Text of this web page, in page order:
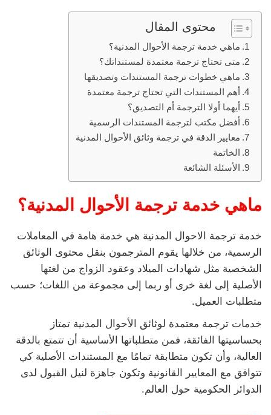
محتوى المقال
ماهي خدمة ترجمة الأحوال المدنية؟
متى تحتاج ترجمة معتمدة لمستنداتك؟
ماهي خطوات ترجمة المستندات وتصديقها
أهم المستندات التي تحتاج ترجمة معتمدة
أيهما أولا الترجمة أم التصديق؟
أفضل مكتب لترجمة المستندات الرسمية
معايير الدقة في ترجمة وثائق الأحوال المدنية
الخاتمة
الأسئلة الشائعة
ماهي خدمة ترجمة الأحوال المدنية؟
خدمة ترجمة الاحوال المدنية هي خدمة هامة في المعاملات
الرسمية، من خلالها يقوم المترجمون بنقل محتوى الوثائق
الشخصية مثل شهادات الميلاد وعقود الزواج من لغتها
الأصلية إلى لغة خرى أو ربما إلى مجموعة من اللغات؛ حسب
متطلبات العميل.
خدمات ترجمة معتمدة لوثائق الأحوال المدنية تمتاز
بحساسيتها الفائقة، فمن متطلباتها الأساسية أن تتمتع بالدقة
العالية، وأن تكون متطابقة تمامًا مع المستندات الأصلية كي
تتوافق مع المعايير القانونية وتكون جاهزة لنيل القبول لدى
الدوائر الحكومية حول العالم.